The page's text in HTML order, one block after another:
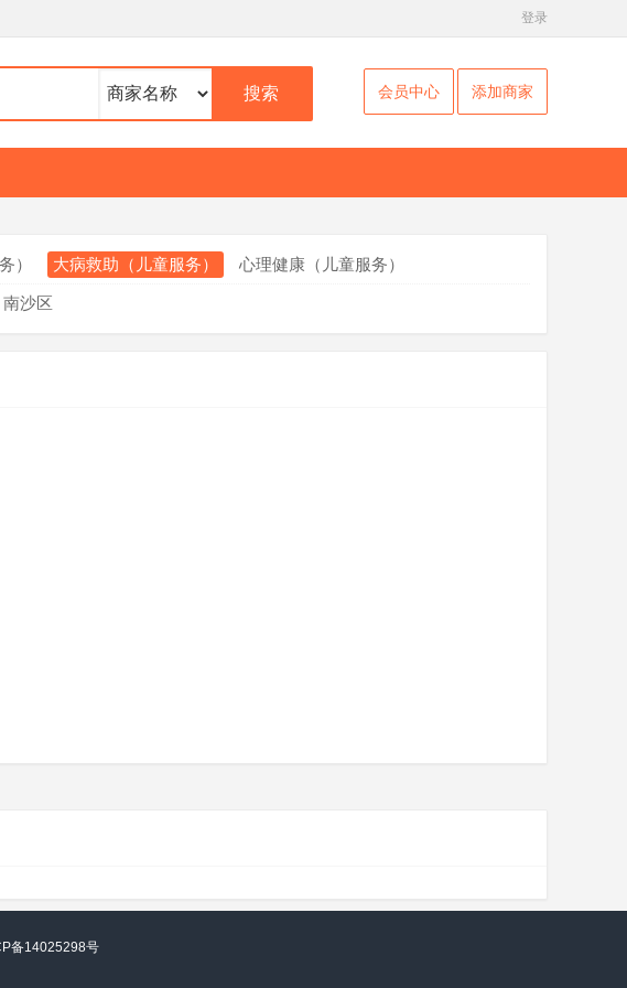
登录
搜索 会员中心 添加商家
） 大病救助（儿童服务） 心理健康（儿童服务）
南沙区
备14025298号